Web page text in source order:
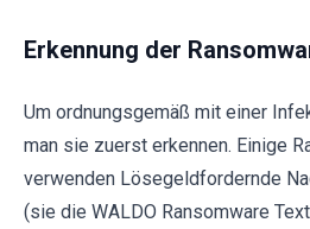
Erkennung der
Um ordnungsgemäß mit einer
man sie zuerst erkennen. Einige
verwenden Lösegeldfordernde
(sie die WALDO Ransomware